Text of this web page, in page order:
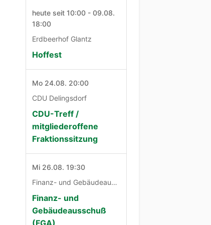
heute seit 10:00 - 09.08.
18:00
Erdbeerhof Glantz
Hoffest
Mo 24.08. 20:00
CDU Delingsdorf
CDU-Treff /
mitgliederoffene
Fraktionssitzung
Mi 26.08. 19:30
Finanz- und Gebäudeausschuß
Finanz- und
Gebäudeausschuß